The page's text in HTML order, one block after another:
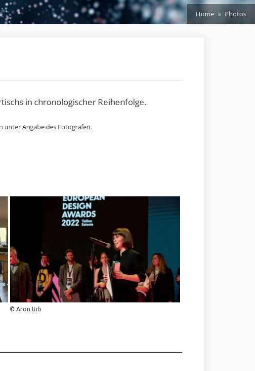
Home Photos
in chronologischer Reihenfolge.
unter Angabe des Fotografen.
© Aron Urb